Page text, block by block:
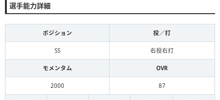
選手能力詳細
ポジション 投／打
SS 右投右打
モメンタム OVR
2000 87